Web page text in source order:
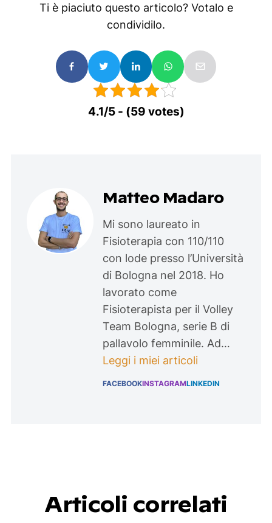
Ti è piaciuto questo articolo? Votalo e
condividilo.
4.1/5 - (59 votes)
Matteo Madaro
Mi sono laureato in
Fisioterapia con 110/110
con lode presso l’Università
di Bologna nel 2018. Ho
lavorato come
Fisioterapista per il Volley
Team Bologna, serie B di
pallavolo femminile. Ad…
Leggi i miei articoli
FACEBOOKINSTAGRAMLINKEDIN
Articoli correlati